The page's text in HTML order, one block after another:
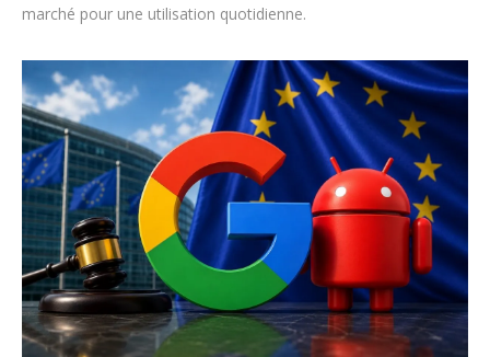
marché pour une utilisation quotidienne.